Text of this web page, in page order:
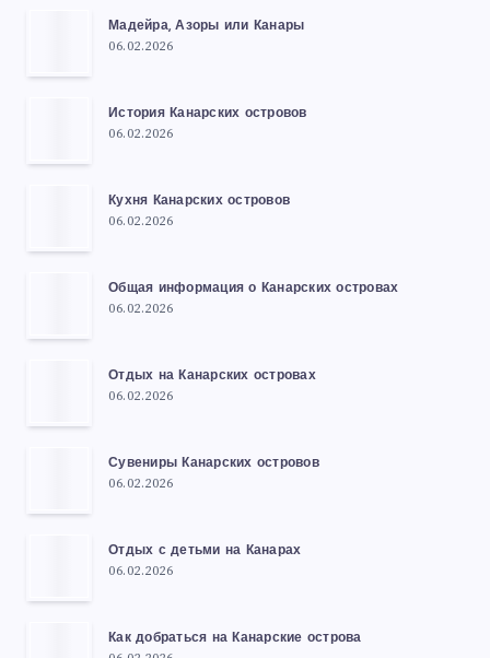
Мадейра, Азоры или Канары
06.02.2026
История Канарских островов
06.02.2026
Кухня Канарских островов
06.02.2026
Общая информация о Канарских островах
06.02.2026
Отдых на Канарских островах
06.02.2026
Сувениры Канарских островов
06.02.2026
Отдых с детьми на Канарах
06.02.2026
Как добраться на Канарские острова